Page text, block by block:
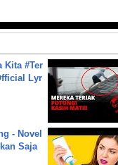
Kita #Ter
Lyr
- Novel
Saja